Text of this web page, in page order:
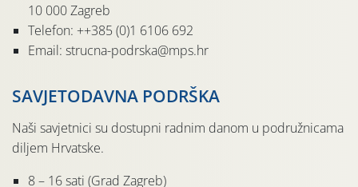
10 000 Zagreb
Telefon: ++385 (0)1 6106 692
Email: strucna-podrska@mps.hr
SAVJETODAVNA PODRŠKA
Naši savjetnici su dostupni radnim danom u podružnicama
diljem Hrvatske.
8 – 16 sati (Grad Zagreb)